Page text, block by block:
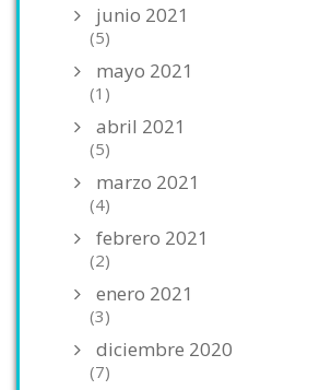
junio 2021
(5)
mayo 2021
(1)
abril 2021
(5)
marzo 2021
(4)
febrero 2021
(2)
enero 2021
(3)
diciembre 2020
(7)